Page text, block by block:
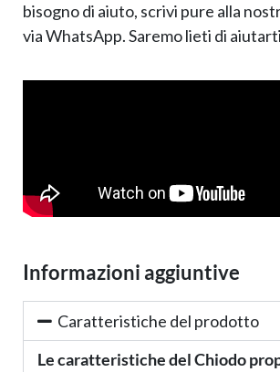
bisogno di aiuto, scrivi pure alla
via WhatsApp. Saremo lieti di
Informazioni aggiuntive
Caratteristiche del prodotto
Le caratteristiche del Chiodo